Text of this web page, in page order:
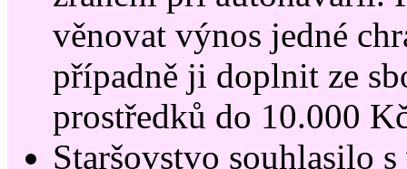
věnovat výnos jedné
případně ji doplnit ze
prostředků do 10.000
Staršovstvo souhlasilo